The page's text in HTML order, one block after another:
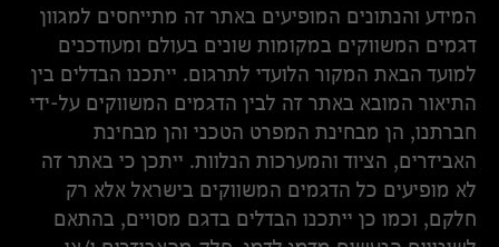
המידע והנתונים המופיעים באתר זה מתייחסים למגוון
דגמים המשווקים במקומות שונים בעולם ומעודכנים
למועד הבאת המקור הלועדי לתרגום. ייתכנו הבדלים בין
התיאור המובא באתר זה לבין הדגמים המשווקים על-ידי
חברתנו, הן מבחינת המפרט הטכני והן מבחינת
האביזרים, הציוד והמערכות הנלוות. ייתכן כי באתר זה
לא מופיעים כל הדגמים המשווקים בישראל אלא רק
חלקם, וכמו כן ייתכנו הבדלים בדגם מסויים, בהתאם